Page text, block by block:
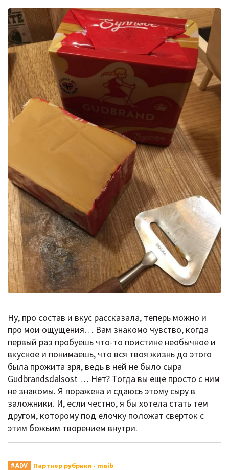
Ну, про состав и вкус рассказала, теперь можно и
про мои ощущения… Вам знакомо чувство, когда
первый раз пробуешь что-то поистине необычное и
вкусное и понимаешь, что вся твоя жизнь до этого
была прожита зря, ведь в ней не было сыра
Gudbrandsdalsost … Нет? Тогда вы еще просто с ним
не знакомы. Я поражена и сдаюсь этому сыру в
заложники. И, если честно, я бы хотела стать тем
другом, которому под елочку положат сверток с
этим божьим творением внутри.
#ADV Партнер рубрики - maib